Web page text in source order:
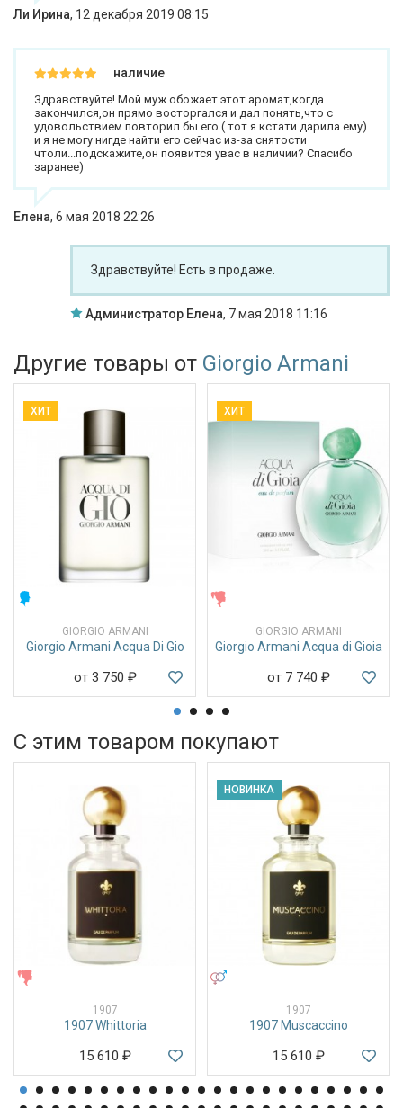
Ли Ирина, 12 декабря 2019 08:15
наличие
Здравствуйте! Мой муж обожает этот аромат,когда
закончился,он прямо восторгался и дал понять,что с
удовольствием повторил бы его ( тот я кстати дарила ему)
и я не могу нигде найти его сейчас из-за снятости
чтоли...подскажите,он появится увас в наличии? Спасибо
заранее)
Елена, 6 мая 2018 22:26
Здравствуйте! Есть в продаже.
Администратор Елена, 7 мая 2018 11:16
Другие товары от Giorgio Armani
ХИТ
GIORGIO ARMANI
Giorgio Armani Acqua Di Gio
от 3 750 ₽
ХИТ
GIORGIO ARMANI
Giorgio Armani Acqua di Gioia
от 7 740 ₽
С этим товаром покупают
1907
1907 Whittoria
15 610 ₽
НОВИНКА
1907
1907 Muscaccino
15 610 ₽